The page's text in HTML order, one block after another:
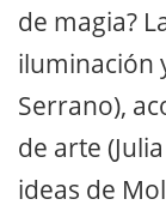
de magia?
iluminación
Serrano),
de arte
ideas de